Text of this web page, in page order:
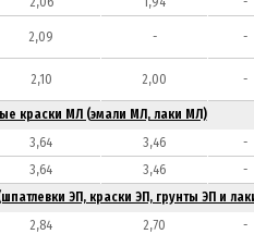
2,09 - -
2,10 2,00 -
краски МЛ (эмали МЛ, лаки МЛ)
3,64 3,46
-
3,64 3,46
-
ЭП, краски ЭП, грунты ЭП и
2,84 2,70
-